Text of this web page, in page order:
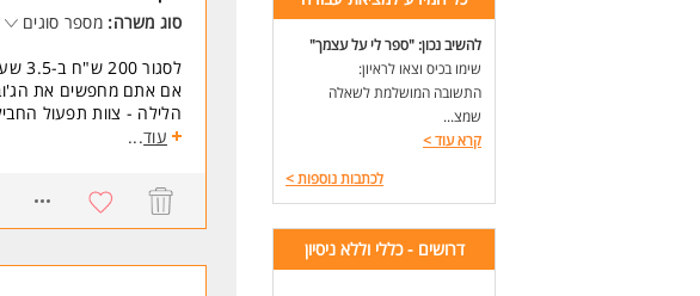
להשיב נכון: "ספר לי על עצמך"
שימו בכיס וצאו לראיון:
התשובה המושלמת לשאלה
שמצ...
קרא עוד>
לכתבות נוספות>
דרושים - כללי וללא ניסיון
סוג משרה: מספר סוגים
לסגור 200 ש"ח ב-3.5 שעות עבודה? יש חיה כזאת!
אם אתם מחפשים את
הלילה - צוות תפעול
כסף קל קבוע: 200 ש"ח פיקס למשמרת!
גמישות שיא: מינימום 3 משמרות בשבוע (אתם בוחרים מתי).
עוד...